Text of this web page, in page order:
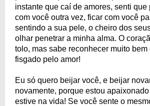
instante que caí de amores, senti que
com você outra vez, ficar com você
sentindo a sua pele, o cheiro dos
olhar penetrar a minha alma. O
tolo, mas sabe reconhecer muito bem
fisgado pelo amor!
Eu só quero beijar você, e beijar
novamente, porque estou
estive na vida! Se você sente o